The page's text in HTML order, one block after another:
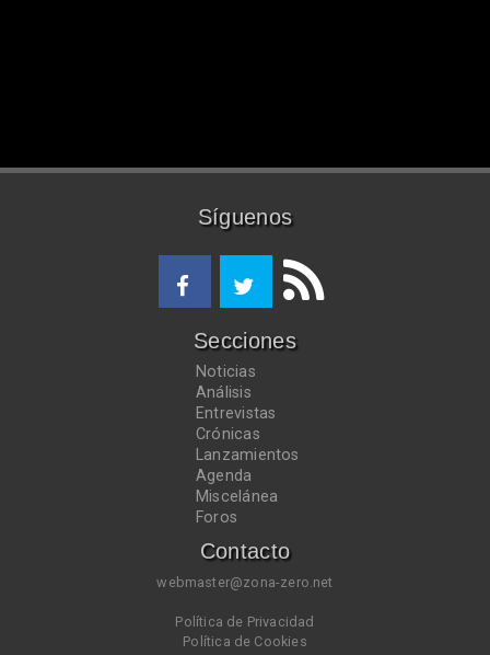
Síguenos
Secciones
Noticias
Análisis
Entrevistas
Crónicas
Lanzamientos
Agenda
Miscelánea
Foros
Contacto
webmaster@zona-zero.net
Política de Privacidad
Política de Cookies